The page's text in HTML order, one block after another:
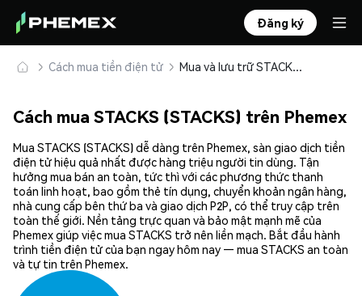
Đăng ký
Cách mua tiền điện tử Mua và lưu trữ STACKS (STACKS) an toàn
Cách mua STACKS (STACKS) trên Phemex
Mua STACKS (STACKS) dễ dàng trên Phemex, sàn giao dịch tiền
điện tử hiệu quả nhất được hàng triệu người tin dùng. Tận
hưởng mua bán an toàn, tức thì với các phương thức thanh
toán linh hoạt, bao gồm thẻ tín dụng, chuyển khoản ngân hàng,
nhà cung cấp bên thứ ba và giao dịch P2P, có thể truy cập trên
toàn thế giới. Nền tảng trực quan và bảo mật mạnh mẽ của
Phemex giúp việc mua STACKS trở nên liền mạch. Bắt đầu hành
trình tiền điện tử của bạn ngay hôm nay — mua STACKS an toàn
và tự tin trên Phemex.